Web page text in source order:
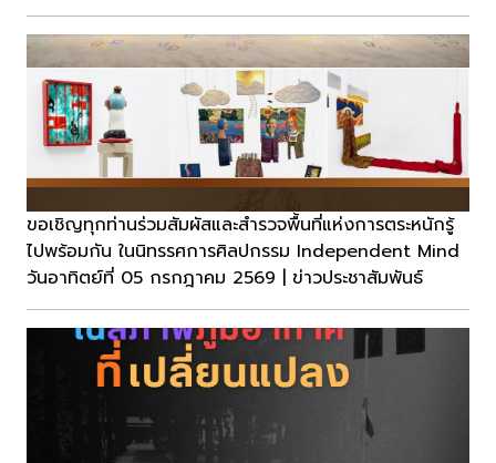
ขอเชิญทุกท่านร่วมสัมผัสและสำรวจพื้นที่แห่งการตระหนักรู้
ไปพร้อมกัน ในนิทรรศการศิลปกรรม Independent Mind
วันอาทิตย์ที่ 05 กรกฎาคม 2569 | ข่าวประชาสัมพันธ์